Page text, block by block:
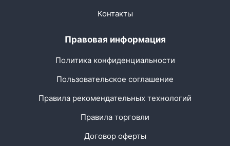
Контакты
Правовая информация
Политика конфиденциальности
Пользовательское соглашение
Правила рекомендательных технологий
Правила торговли
Договор оферты